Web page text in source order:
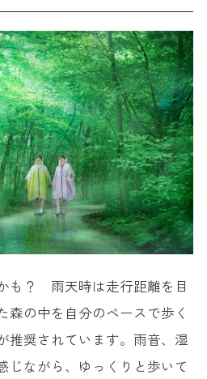
も？ 雨天時は走行距離を目
森の中を自分のペースで歩く
推奨されています。雨音、湿
じながら、ゆっくりと歩いて